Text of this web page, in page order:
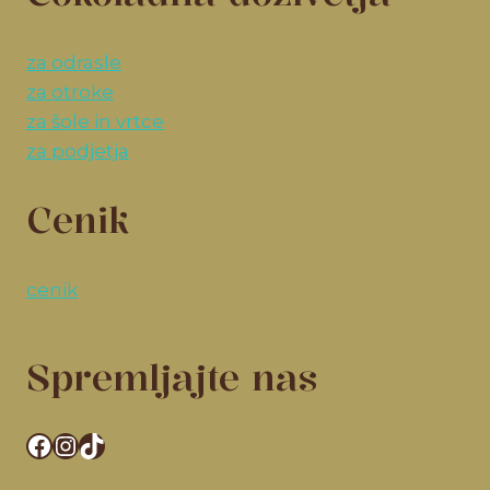
za odrasle
za otroke
za šole in vrtce
za podjetja
Cenik
cenik
Spremljajte nas
Facebook
Instagram
TikTok